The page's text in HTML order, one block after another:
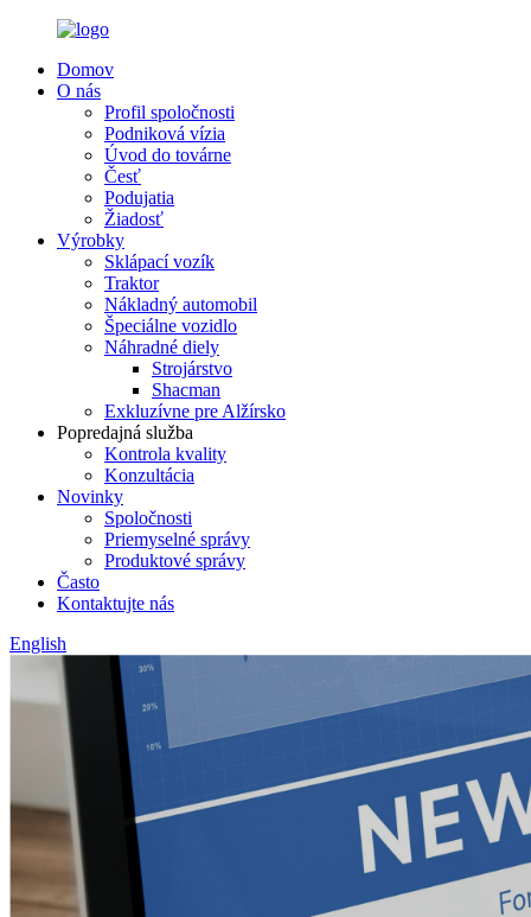
Domov
O nás
Profil spoločnosti
Podniková vízia
Úvod do továrne
Česť
Podujatia
Žiadosť
Výrobky
Sklápací vozík
Traktor
Nákladný automobil
Špeciálne vozidlo
Náhradné diely
Strojárstvo
Shacman
Exkluzívne pre Alžírsko
Popredajná služba
Kontrola kvality
Konzultácia
Novinky
Spoločnosti
Priemyselné správy
Produktové správy
Často
Kontaktujte nás
English